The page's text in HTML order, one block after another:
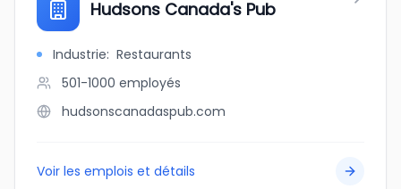
Hudsons Canada's Pub
Industrie: Restaurants
501-1000 employés
hudsonscanadaspub.com
Voir les emplois et détails